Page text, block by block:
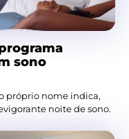
sono
próprio nome indica,
noite de sono.